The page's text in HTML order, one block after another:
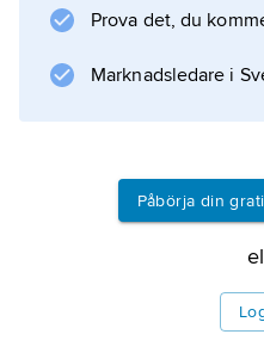
men även många
kräftdjursklasser är
Prova det, du
Marknadsledare i
Påbörja din